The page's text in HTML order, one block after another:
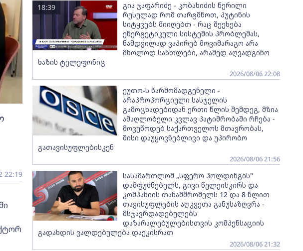
22:19
გია ჯაფარიძე - კობახიძის წერილი
რუსულად რომ თარგმნოთ, პუტინის
სიტყვებს მიიღებთ - რაც შეეხება
ენერგეტიკული სისტემის პრობლემას,
ნამდვილად ვაპირებ მოვიმარაგო არა
მხოლოდ სანთლები, არამედ აღვადგინო
ხაზის ტელეფონიც
18:39
2026/08/06 22:08
ეუთო-ს წარმომადგენელი -
არაპროპორციული სასჯელის
გამოცხადებიდან ერთი წლის შემდეგ, მზია
ამაღლობელი კვლავ პატიმრობაში რჩება -
მოვუწოდებ საქართველოს მთავრობას,
მისი დაუყოვნებლივი და უპირობო
გათავისუფლებისკენ
2026/08/06 21:56
სასამართლომ „სფერო ჰოლდინგის"
დამფუძნებელს, გივი წულეისკირს და
კომპანიის თანამშრომელს 12 და 8 წლით
თავისუფლების აღკვეთა განუსაზღვრა -
მსჯავრდადებულებს
დაზარალებულებისთვის კომპენსაციის
გადახდის ვალდებულება დაეკისრათ
2026/08/06 21:32